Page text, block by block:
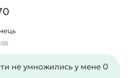
не умножились у мене 0